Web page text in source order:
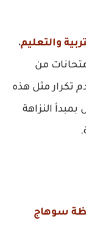
والتعليم،
من
تكرار مثل هذه
النزاهة
سوهاج